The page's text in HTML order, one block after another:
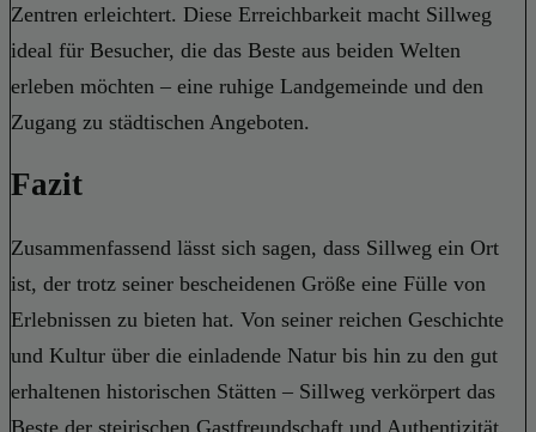
Zentren erleichtert. Diese Erreichbarkeit macht Sillweg
ideal für Besucher, die das Beste aus beiden Welten
erleben möchten – eine ruhige Landgemeinde und den
Zugang zu städtischen Angeboten.
Fazit
Zusammenfassend lässt sich sagen, dass Sillweg ein Ort
ist, der trotz seiner bescheidenen Größe eine Fülle von
Erlebnissen zu bieten hat. Von seiner reichen Geschichte
und Kultur über die einladende Natur bis hin zu den gut
erhaltenen historischen Stätten – Sillweg verkörpert das
Beste der steirischen Gastfreundschaft und Authentizität.